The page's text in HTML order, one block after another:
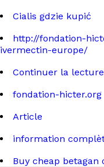
Cialis gdzie kupić
http://fondation-
ivermectin-europe/
Continuer la lecture
fondation-hicter.org
Article
information
Buy cheap betagan